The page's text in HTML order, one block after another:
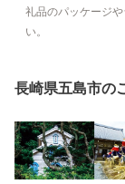
礼品のパッケージ
い。
長崎県五島市の